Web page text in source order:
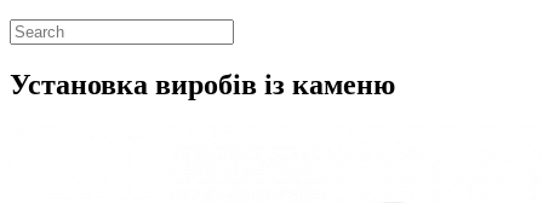
Установка виробiв iз каменю